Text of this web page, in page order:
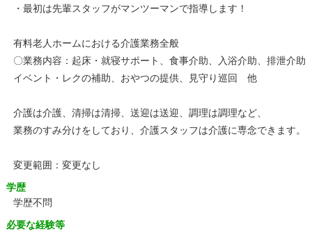
・最初は先輩スタッフがマンツーマンで指導します！
有料老人ホームにおける介護業務全般
〇業務内容：起床・就寝サポート、食事介助、入浴介助、排泄介助
イベント・レクの補助、おやつの提供、見守り巡回 他
介護は介護、清掃は清掃、送迎は送迎、調理は調理など、
業務のすみ分けをしており、介護スタッフは介護に専念できます。
変更範囲：変更なし
学歴
学歴不問
必要な経験等